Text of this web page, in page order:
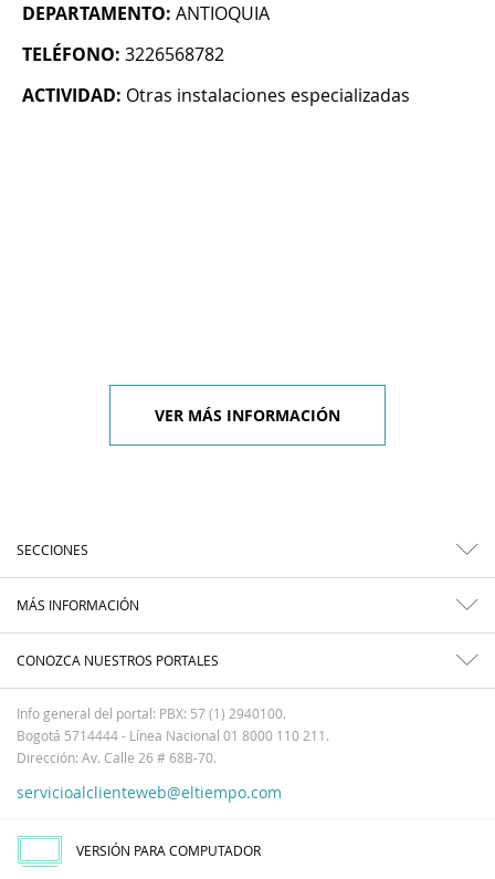
DEPARTAMENTO: ANTIOQUIA
TELÉFONO: 3226568782
ACTIVIDAD: Otras instalaciones especializadas
VER MÁS INFORMACIÓN
SECCIONES
MÁS INFORMACIÓN
CONOZCA NUESTROS PORTALES
Info general del portal: PBX: 57 (1) 2940100.
Bogotá 5714444 - Línea Nacional 01 8000 110 211.
Dirección: Av. Calle 26 # 68B-70.
servicioalclienteweb@eltiempo.com
VERSIÓN PARA COMPUTADOR